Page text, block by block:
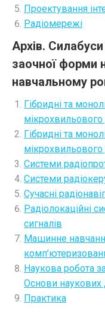
Проектування
Радіомережі
Архів.
заочної форми
навчальному
Гібридні та
мікрохвильового
Гібридні та
мікрохвильового
Системи
Системи
Сучасні
Радіолокаційні
сигналів
Машинне
Наукова робота
Основи наукових
Практика